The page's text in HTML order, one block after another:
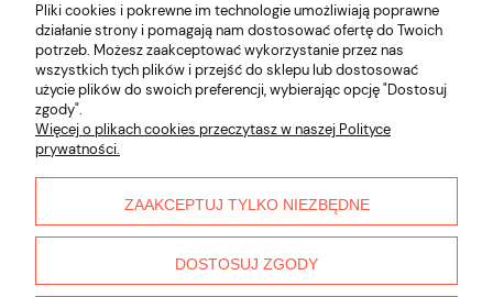
Informacje
Płatności i dostawa
O nas
Pliki cookies i pokrewne im technologie umożliwiają poprawne
działanie strony i pomagają nam dostosować ofertę do Twoich
potrzeb. Możesz zaakceptować wykorzystanie przez nas
wszystkich tych plików i przejść do sklepu lub dostosować
użycie plików do swoich preferencji, wybierając opcję "Dostosuj
zgody".
Więcej o plikach cookies przeczytasz w naszej Polityce
prywatności.
ZAAKCEPTUJ TYLKO NIEZBĘDNE
DOSTOSUJ ZGODY